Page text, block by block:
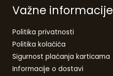
Važne informacije
Politika privatnosti
Politika kolačića
Sigurnost plaćanja karticama
Informacije o dostavi